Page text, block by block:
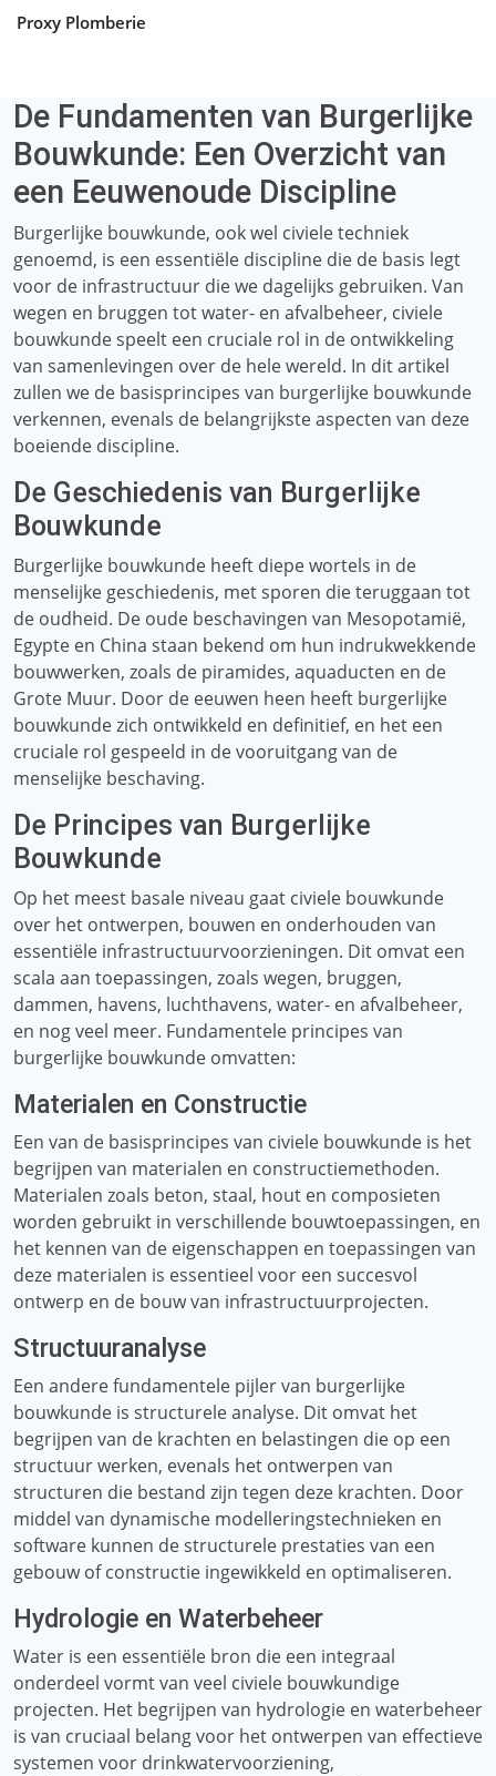
Proxy Plomberie
De Fundamenten van Burgerlijke
Bouwkunde: Een Overzicht van
een Eeuwenoude Discipline
Burgerlijke bouwkunde, ook wel civiele techniek
genoemd, is een essentiële discipline die de basis legt
voor de infrastructuur die we dagelijks gebruiken. Van
wegen en bruggen tot water- en afvalbeheer, civiele
bouwkunde speelt een cruciale rol in de ontwikkeling
van samenlevingen over de hele wereld. In dit artikel
zullen we de basisprincipes van burgerlijke bouwkunde
verkennen, evenals de belangrijkste aspecten van deze
boeiende discipline.
De Geschiedenis van Burgerlijke
Bouwkunde
Burgerlijke bouwkunde heeft diepe wortels in de
menselijke geschiedenis, met sporen die teruggaan tot
de oudheid. De oude beschavingen van Mesopotamië,
Egypte en China staan ​​bekend om hun indrukwekkende
bouwwerken, zoals de piramides, aquaducten en de
Grote Muur. Door de eeuwen heen heeft burgerlijke
bouwkunde zich ontwikkeld en definitief, en het een
cruciale rol gespeeld in de vooruitgang van de
menselijke beschaving.
De Principes van Burgerlijke
Bouwkunde
Op het meest basale niveau gaat civiele bouwkunde
over het ontwerpen, bouwen en onderhouden van
essentiële infrastructuurvoorzieningen. Dit omvat een
scala aan toepassingen, zoals wegen, bruggen,
dammen, havens, luchthavens, water- en afvalbeheer,
en nog veel meer. Fundamentele principes van
burgerlijke bouwkunde omvatten:
Materialen en Constructie
Een van de basisprincipes van civiele bouwkunde is het
begrijpen van materialen en constructiemethoden.
Materialen zoals beton, staal, hout en composieten
worden gebruikt in verschillende bouwtoepassingen, en
het kennen van de eigenschappen en toepassingen van
deze materialen is essentieel voor een succesvol
ontwerp en de bouw van infrastructuurprojecten.
Structuuranalyse
Een andere fundamentele pijler van burgerlijke
bouwkunde is structurele analyse. Dit omvat het
begrijpen van de krachten en belastingen die op een
structuur werken, evenals het ontwerpen van
structuren die bestand zijn tegen deze krachten. Door
middel van dynamische modelleringstechnieken en
software kunnen de structurele prestaties van een
gebouw of constructie ingewikkeld en optimaliseren.
Hydrologie en Waterbeheer
Water is een essentiële bron die een integraal
onderdeel vormt van veel civiele bouwkundige
projecten. Het begrijpen van hydrologie en waterbeheer
is van cruciaal belang voor het ontwerpen van effectieve
systemen voor drinkwatervoorziening,